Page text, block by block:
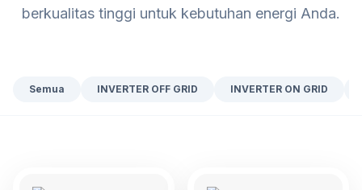
berkualitas tinggi untuk kebutuhan energi Anda.
Semua INVERTER OFF GRID INVERTER ON GRID